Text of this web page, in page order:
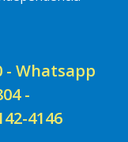
- Whatsapp
-
4146